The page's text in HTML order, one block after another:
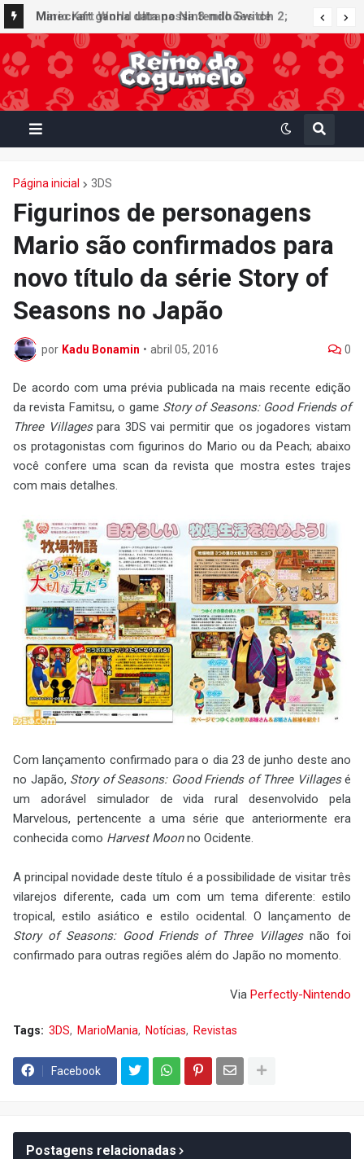
Mario Kart World ultrapassa 3 milhões de
unidades vendidas no Japão e figura no top 30
da Famitsu
Minecraft ganha data no Nintendo Switch 2;
Super Mario Mash-Up receberá atualização
gráfica exclusiva
Página inicial 3DS
Figurinos de personagens
Mario são confirmados para
novo título da série Story of
Seasons no Japão
por Kadu Bonamin • abril 05, 2016 0
De acordo com uma prévia publicada na mais recente edição
da revista Famitsu, o game Story of Seasons: Good Friends of
Three Villagespara 3DS vai permitir que os jogadores vistam
os protagonistas com figurinos do Mario ou da Peach; abaixo
você confere uma scan da revista que mostra estes trajes
com mais detalhes.
Com lançamento confirmado para o dia 23 de junho deste ano
no Japão, Story of Seasons: Good Friends of Three Villagesé
um adorável simulador de vida rural desenvolvido pela
Marvelous, pertencente a uma série que anteriormente era
conhecida como Harvest Moonno Ocidente.
A principal novidade deste título é a possibilidade de visitar três
vilarejos diferente, cada um com um tema diferente: estilo
tropical, estilo asiático e estilo ocidental. O lançamento de
Story of Seasons: Good Friends of Three Villagesnão foi
confirmado para outras regiões além do Japão no momento.
Via Perfectly-Nintendo
Tags: 3DS MarioMania Notícias Revistas
Facebook
Postagens relacionadas